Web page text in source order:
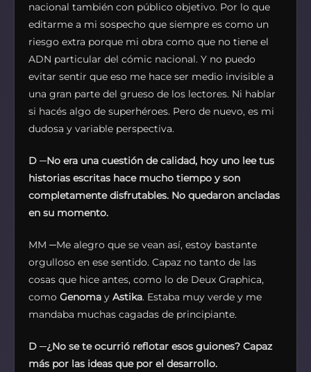
nacional también con público objetivo. Por lo que
editarme a mi sospecho que siempre es como un
riesgo extra porque mi obra como que no tiene el
ADN particular del cómic nacional. Y no puedo
evitar sentir que eso me hace ser medio invisible a
una gran parte del grueso de los lectores. Ni hablar
si hacés algo de superhéroes. Pero de nuevo, es mi
dudosa y variable perspectiva.
D ─No era una cuestión de calidad, hoy uno lee tus
historias escritas hace mucho tiempo y son
completamente disfrutables. No quedaron ancladas
en su momento.
MM ─Me alegro que se vean así, estoy bastante
orgulloso en ese sentido. Capaz no tanto de las
cosas que hice antes, como lo de Deux Graphica,
como Genoma y Astika. Estaba muy verde y me
mandaba muchas cagadas de principiante.
D ─¿No se te ocurrió reflotar esos guiones? Capaz
más por las ideas que por el desarrollo.